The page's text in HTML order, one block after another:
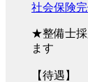
社会保険
★整備士採
ます
【待遇】